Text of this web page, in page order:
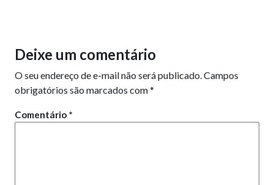
Deixe um comentário
O seu endereço de e-mail não será publicado.Campos
obrigatórios são marcados com*
Comentário *